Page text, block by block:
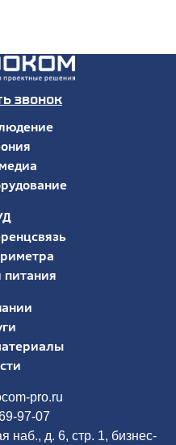
звонок
питания
pro.ru
97-07
наб., д. 6, стр. 1, бизнес-